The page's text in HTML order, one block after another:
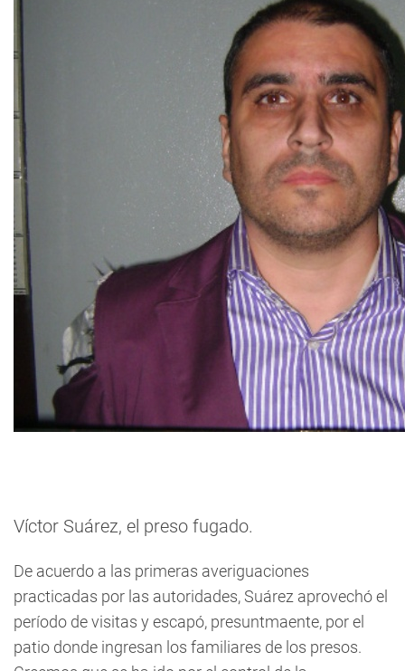
Víctor Suárez, el preso fugado.
De acuerdo a las primeras averiguaciones
practicadas por las autoridades, Suárez aprovechó el
período de visitas y escapó, presuntmaente, por el
patio donde ingresan los familiares de los presos.